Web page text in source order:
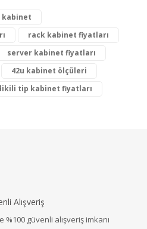
kabinet
rack kabinet fiyatları
server kabinet fiyatları
42u kabinet ölçüleri
tip kabinet fiyatları
Alışveriş
%100 güvenli alışveriş imkanı